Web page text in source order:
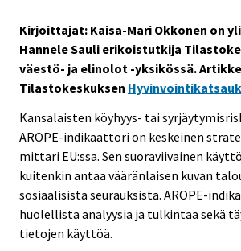
Kirjoittajat: Kaisa-Mari Okkonen on
Hannele Sauli erikoistutkija
väestö- ja elinolot -yksikössä.
Tilastokeskuksen
Kansalaisten köyhyys- tai
AROPE-indikaattori on keskeinen
mittari EU:ssa. Sen suoraviivainen
kuitenkin antaa vääränlaisen kuvan
sosiaalisista seurauksista. AROPE-
huolellista analyysia ja tulkintaa sekä
tietojen käyttöä.